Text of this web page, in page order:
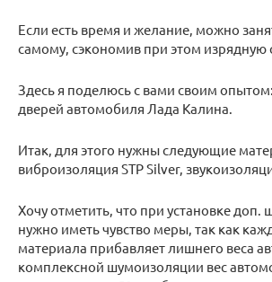
Если есть время и желание, можно
самому, сэкономив при этом изрядную
Здесь я поделюсь с вами своим
дверей автомобиля Лада Калина.
Итак, для этого нужны следующие
виброизоляция STP Silver,
Хочу отметить, что при установке доп.
нужно иметь чувство меры, так как
материала прибавляет лишнего веса
комплексной шумоизоляции вес